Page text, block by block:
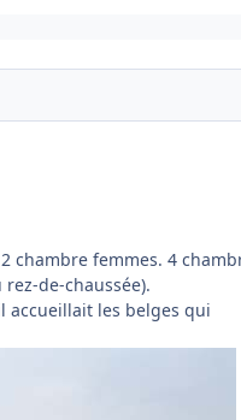
chambre femmes. 4
de-chaussée).
accueillait les belges qui